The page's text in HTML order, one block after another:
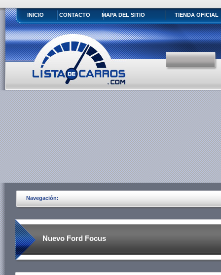
INICIO CONTACTO MAPA DEL SITIO TIENDA OFICIAL
Navegación:
Nuevo Ford Focus